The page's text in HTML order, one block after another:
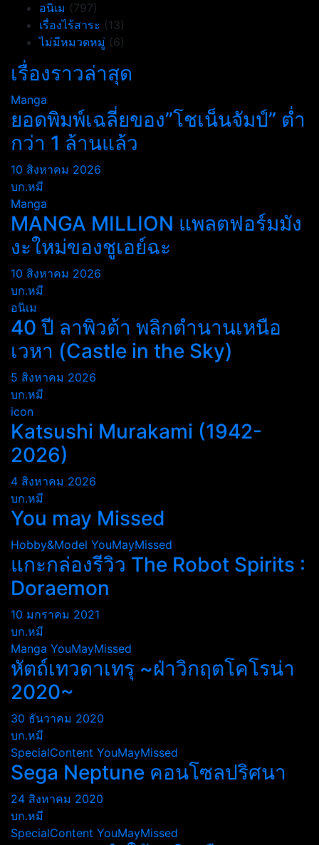
อนิเม (797)
เรื่องไร้สาระ (13)
ไม่มีหมวดหมู่ (6)
เรื่องราวล่าสุด
Manga
ยอดพิมพ์เฉลี่ยของ”โชเน็นจัมป์” ต่ำ
กว่า 1 ล้านแล้ว
10 สิงหาคม 2026
บก.หมี
Manga
MANGA MILLION แพลตฟอร์มมัง
งะใหม่ของชูเอย์ฉะ
10 สิงหาคม 2026
บก.หมี
อนิเม
40 ปี ลาพิวต้า พลิกตำนานเหนือ
เวหา (Castle in the Sky)
5 สิงหาคม 2026
บก.หมี
icon
Katsushi Murakami (1942-
2026)
4 สิงหาคม 2026
บก.หมี
You may Missed
Hobby&Model YouMayMissed
แกะกล่องรีวิว The Robot Spirits :
Doraemon
10 มกราคม 2021
บก.หมี
Manga YouMayMissed
หัตถ์เทวดาเทรุ ~ฝ่าวิกฤตโคโรน่า
2020~
30 ธันวาคม 2020
บก.หมี
SpecialContent YouMayMissed
Sega Neptune คอนโซลปริศนา
24 สิงหาคม 2020
บก.หมี
SpecialContent YouMayMissed